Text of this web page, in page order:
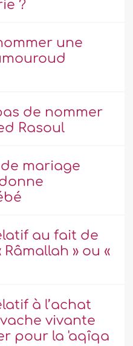
?
une
de nommer
Rasoul
mariage
au fait de
» ou «
à l’achat
vivante
pour la 'aqîqa